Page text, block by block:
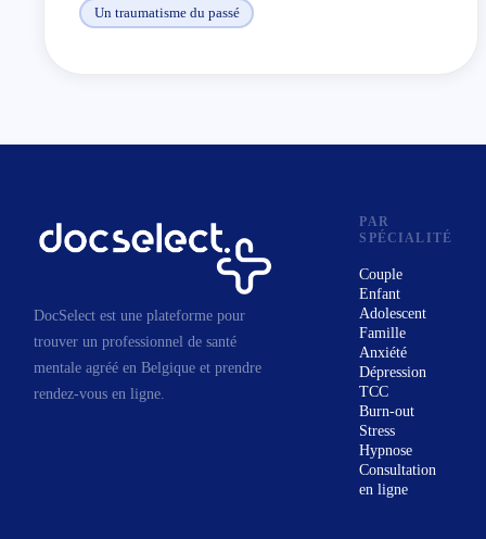
Un traumatisme du passé
DocSelect est une plateforme pour
trouver un professionnel de santé
mentale agréé en Belgique et prendre
rendez-vous en ligne.
PAR
SPÉCIALITÉ
Couple
Enfant
Adolescent
Famille
Anxiété
Dépression
TCC
Burn-out
Stress
Hypnose
Consultation
en ligne